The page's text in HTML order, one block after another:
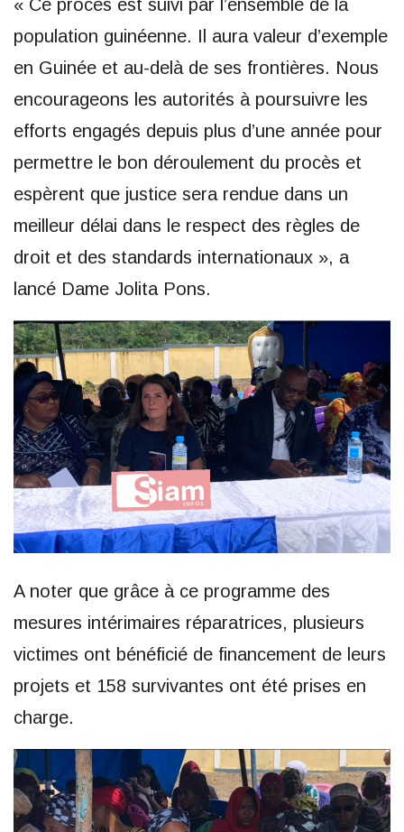
« Ce procès est suivi par l’ensemble de la
population guinéenne. Il aura valeur d’exemple
en Guinée et au-delà de ses frontières. Nous
encourageons les autorités à poursuivre les
efforts engagés depuis plus d’une année pour
permettre le bon déroulement du procès et
espèrent que justice sera rendue dans un
meilleur délai dans le respect des règles de
droit et des standards internationaux », a
lancé Dame Jolita Pons.
A noter que grâce à ce programme des
mesures intérimaires réparatrices, plusieurs
victimes ont bénéficié de financement de leurs
projets et 158 survivantes ont été prises en
charge.